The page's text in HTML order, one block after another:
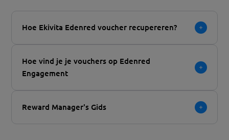
Hoe Ekivita Edenred voucher recupereren?
Hoe vind je je vouchers op Edenred
Engagement
Reward Manager's Gids